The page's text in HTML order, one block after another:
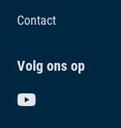
Contact
Volg ons op